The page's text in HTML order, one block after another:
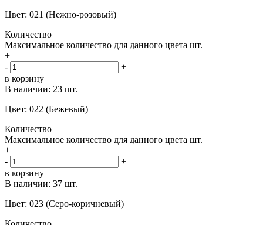
Цвет: 021 (Нежно-розовый)
Количество
Максимальное количество для данного цвета шт.
+
-
+
в корзину
В наличии: 23 шт.
Цвет: 022 (Бежевый)
Количество
Максимальное количество для данного цвета шт.
+
-
+
в корзину
В наличии: 37 шт.
Цвет: 023 (Серо-коричневый)